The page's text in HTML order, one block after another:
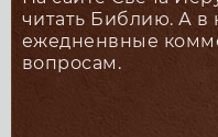
читать Библию. А в
ежедненвные
вопросам.